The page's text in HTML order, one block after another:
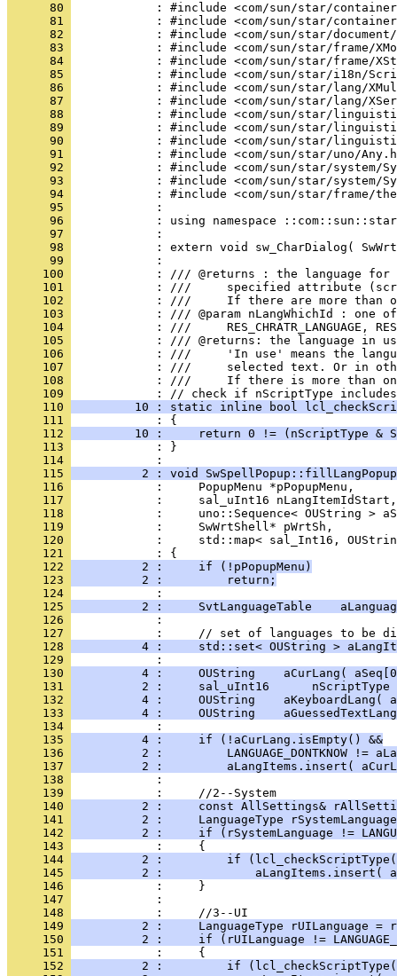
      80
      81
      82
      83
      84
      85
      86
      87
      88
      89
      90
      91
      92
      93
      94
      95
      96
      97
      98
      99
     100
     101
     102
     103
     104
     105
     106
     107
     108
: ///     If there is more than
     109
     110
10 : static inline bool
     111
     112
10 :     return 0 != (nScriptType &
     113
            : }
     114
     115
2 : void
     116
     117
     118
     119
     120
     121
     122
          2 :     if (!pPopupMenu)
     123
          2 :         return;
     124
     125
2 :     SvtLanguageTable
     126
     127
     128
4 :     std::set< OUString >
     129
     130
4 :     OUString    aCurLang(
     131
2 :     sal_uInt16
     132
4 :     OUString    aKeyboardLang(
     133
4 :     OUString
     134
     135
          4 :     if (!aCurLang.isEmpty() &&
     136
2 :         LANGUAGE_DONTKNOW !=
     137
2 :         aLangItems.insert(
     138
     139
     140
2 :     const AllSettings&
     141
2 :     LanguageType
     142
2 :     if (rSystemLanguage !=
     143
     144
2 :         if
     145
2 :             aLangItems.insert(
     146
     147
     148
     149
2 :     LanguageType rUILanguage =
     150
2 :     if (rUILanguage !=
     151
     152
2 :         if